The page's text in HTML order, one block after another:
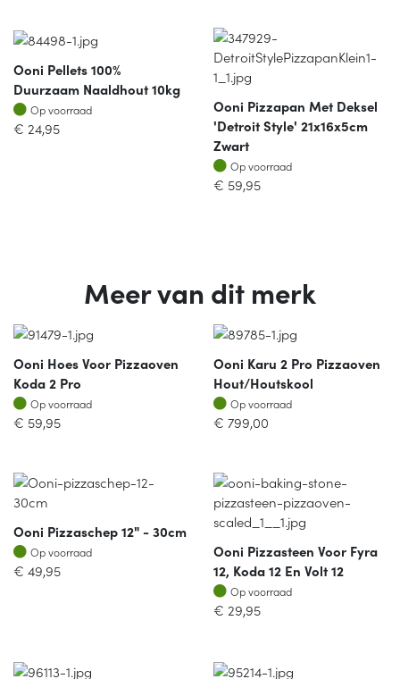
Ooni Pellets 100%
Duurzaam Naaldhout 10kg
Op voorraad
Op voorraad
€ 24,95
Ooni Pizzapan Met Deksel
'Detroit Style' 21x16x5cm
Zwart
Op voorraad
Op voorraad
€ 59,95
Meer van dit merk
Ooni Hoes Voor Pizzaoven
Koda 2 Pro
Op voorraad
Op voorraad
€ 59,95
Ooni Karu 2 Pro Pizzaoven
Hout/houtskool
Op voorraad
Op voorraad
€ 799,00
Ooni Pizzaschep 12" - 30cm
Op voorraad
Op voorraad
€ 49,95
Ooni Pizzasteen Voor Fyra
12, Koda 12 En Volt 12
Op voorraad
Op voorraad
€ 29,95